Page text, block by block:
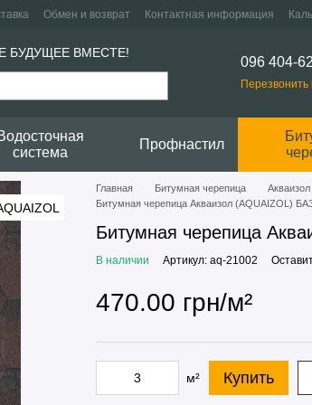
Обмен и возврат Контактная информация
БУДУЩЕЕ ВМЕСТЕ!
096 404-
Перезвонить
система
Профнастил
Главная Битумная черепица
Битумная черепица Акваизол (AQUAIZOL)
Битумная черепица
В наличии Артикул: aq-21002
470.00 грн/м²
м² Купить